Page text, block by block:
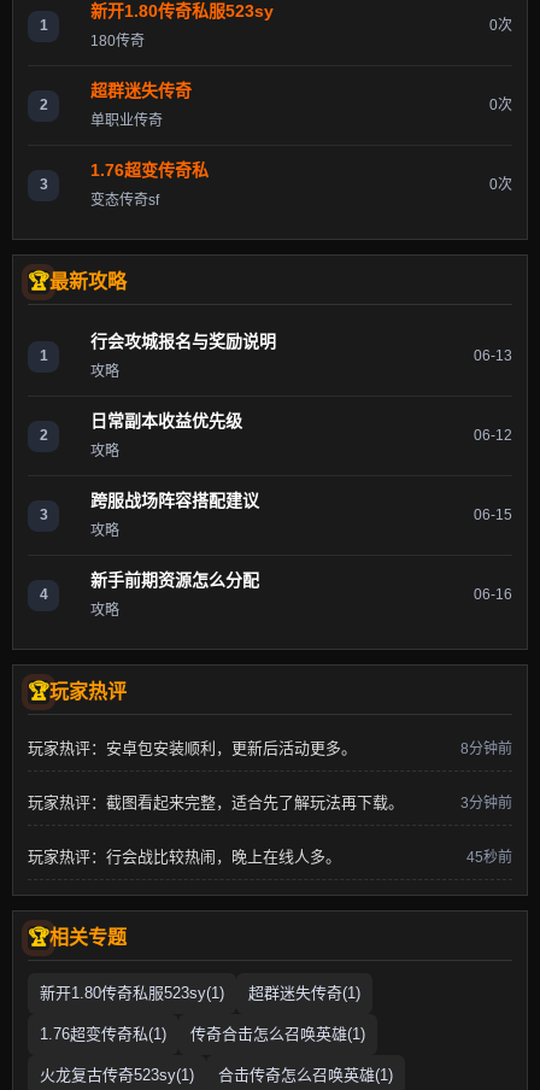
1
新开1.80传奇私服523sy
180传奇
0次
2
超群迷失传奇
单职业传奇
0次
3
1.76超变传奇私
变态传奇sf
0次
最新攻略
1
行会攻城报名与奖励说明
攻略
06-13
2
日常副本收益优先级
攻略
06-12
3
跨服战场阵容搭配建议
攻略
06-15
4
新手前期资源怎么分配
攻略
06-16
玩家热评
玩家热评：安卓包安装顺利，更新后活动更多。 8分钟前
玩家热评：截图看起来完整，适合先了解玩法再下载。 3分钟前
玩家热评：行会战比较热闹，晚上在线人多。 45秒前
相关专题
新开1.80传奇私服523sy(1) 超群迷失传奇(1)
1.76超变传奇私(1) 传奇合击怎么召唤英雄(1)
火龙复古传奇523sy(1) 合击传奇怎么召唤英雄(1)